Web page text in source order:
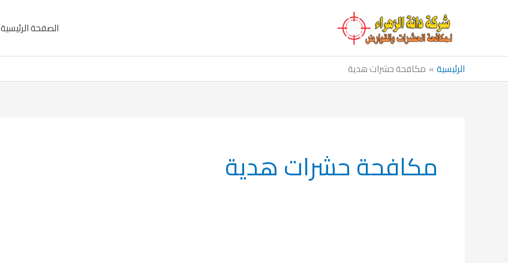
الصفحة الرئيسية
الرئيسية مكافحة حشرات هدية
مكافحة حشرات هدية